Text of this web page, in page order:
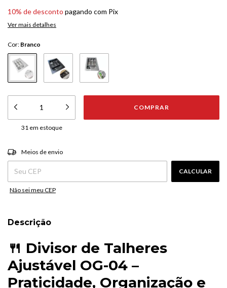
10% de desconto pagando com Pix
Ver mais detalhes
Cor: Branco
31em estoque
Entregas para o CEP:
Meios de envio
CALCULAR
Não sei meu CEP
Descrição
🍴 Divisor de Talheres
Ajustável OG-04 –
Praticidade, Organização e